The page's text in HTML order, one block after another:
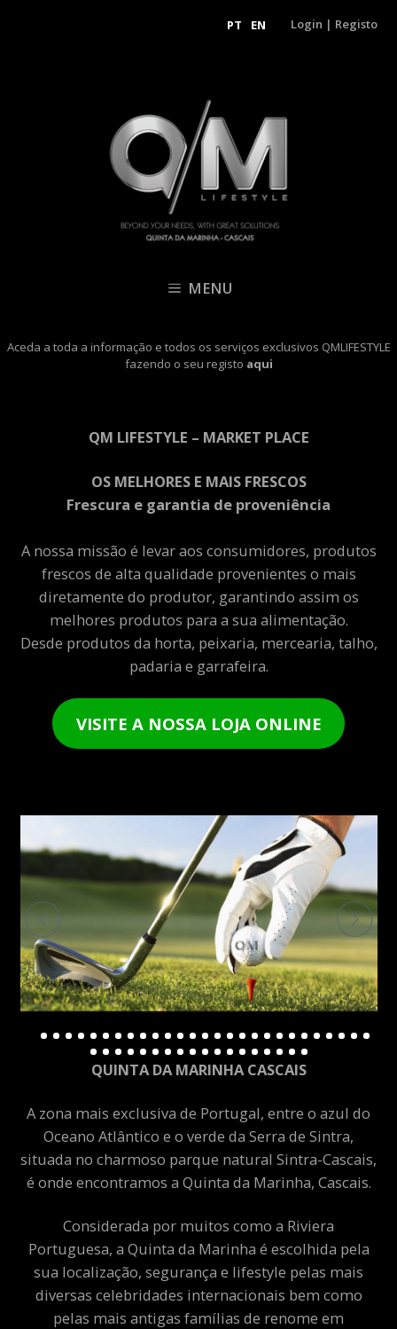
PT EN Login | Registo
MENU
Aceda a toda a informação e todos os serviços exclusivos QMLIFESTYLE
fazendo o seu registo aqui
QM LIFESTYLE – MARKET PLACE
OS MELHORES E MAIS FRESCOS
Frescura e garantia de proveniência
A nossa missão é levar aos consumidores, produtos
frescos de alta qualidade provenientes o mais
diretamente do produtor, garantindo assim os
melhores produtos para a sua alimentação.
Desde produtos da horta, peixaria, mercearia, talho,
padaria e garrafeira.
VISITE A NOSSA LOJA ONLINE
QUINTA DA MARINHA CASCAIS
A zona mais exclusiva de Portugal, entre o azul do
Oceano Atlântico e o verde da Serra de Sintra,
situada no charmoso parque natural Sintra-Cascais,
é onde encontramos a Quinta da Marinha, Cascais.
Considerada por muitos como a Riviera
Portuguesa, a Quinta da Marinha é escolhida pela
sua localização, segurança e lifestyle pelas mais
diversas celebridades internacionais bem como
pelas mais antigas famílias de renome em